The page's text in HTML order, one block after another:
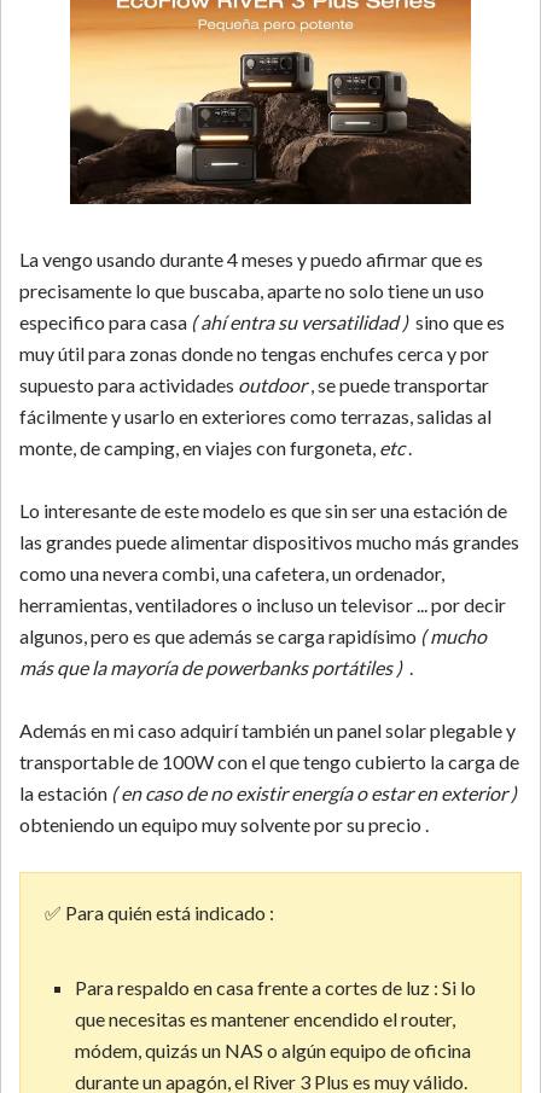
La vengo usando durante 4 meses y puedo afirmar que es
precisamente lo que buscaba, aparte no solo tiene un uso
especifico para casa ( ahí entra su versatilidad ) sino que es
muy útil para zonas donde no tengas enchufes cerca y por
supuesto para actividades outdoor, se puede transportar
fácilmente y usarlo en exteriores como terrazas, salidas al
monte, de camping, en viajes con furgoneta, etc.
Lo interesante de este modelo es que sin ser una estación de
las grandes puede alimentar dispositivos mucho más grandes
como una nevera combi, una cafetera, un ordenador,
herramientas, ventiladores o incluso un televisor ... por decir
algunos, pero es que además se carga rapidísimo ( mucho
más que la mayoría de powerbanks portátiles ).
Además en mi caso adquirí también un panel solar plegable y
transportable de 100W con el que tengo cubierto la carga de
la estación ( en caso de no existir energía o estar en exterior )
obteniendo un equipo muy solvente por su precio .
✅ Para quién está indicado :
Para respaldo en casa frente a cortes de luz : Si lo
que necesitas es mantener encendido el router,
módem, quizás un NAS o algún equipo de oficina
durante un apagón, el River 3 Plus es muy válido.